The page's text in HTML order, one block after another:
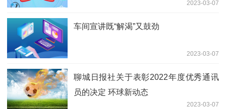
2023-03-07
车间宣讲既“解渴”又鼓劲
2023-03-07
聊城日报社关于表彰2022年度优秀通讯
员的决定 环球新动态
2023-03-07